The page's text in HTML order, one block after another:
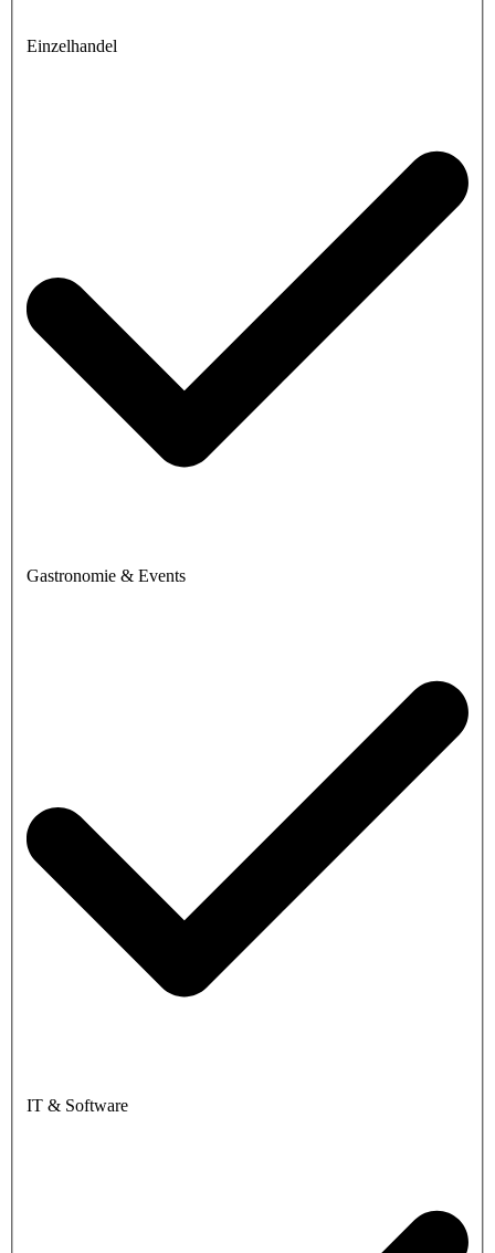
Einzelhandel
Gastronomie & Events
IT & Software